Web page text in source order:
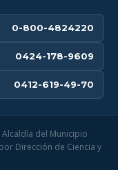
0-800-4824220
0424-178-9609
0412-619-49-70
del Municipio
Dirección de Ciencia y